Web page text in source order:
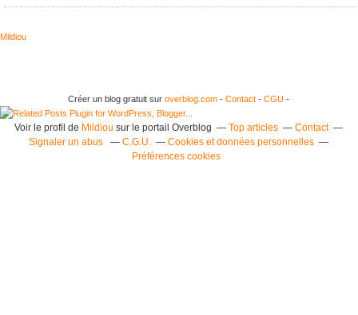
Mildiou
Créer un blog gratuit suroverblog.com -Contact-CGU-
Voir le profil de Mildiou sur le portail Overblog Top articles
Contact
Signaler un abus
C.G.U.
Cookies et données personnelles
Préférences cookies